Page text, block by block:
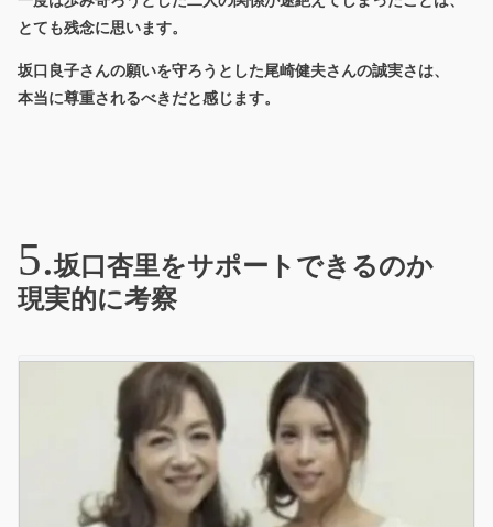
とても残念に思います。
坂口良子さんの願いを守ろうとした尾崎健夫さんの誠実さは、
本当に尊重されるべきだと感じます。
坂口杏里をサポートできるのか
現実的に考察